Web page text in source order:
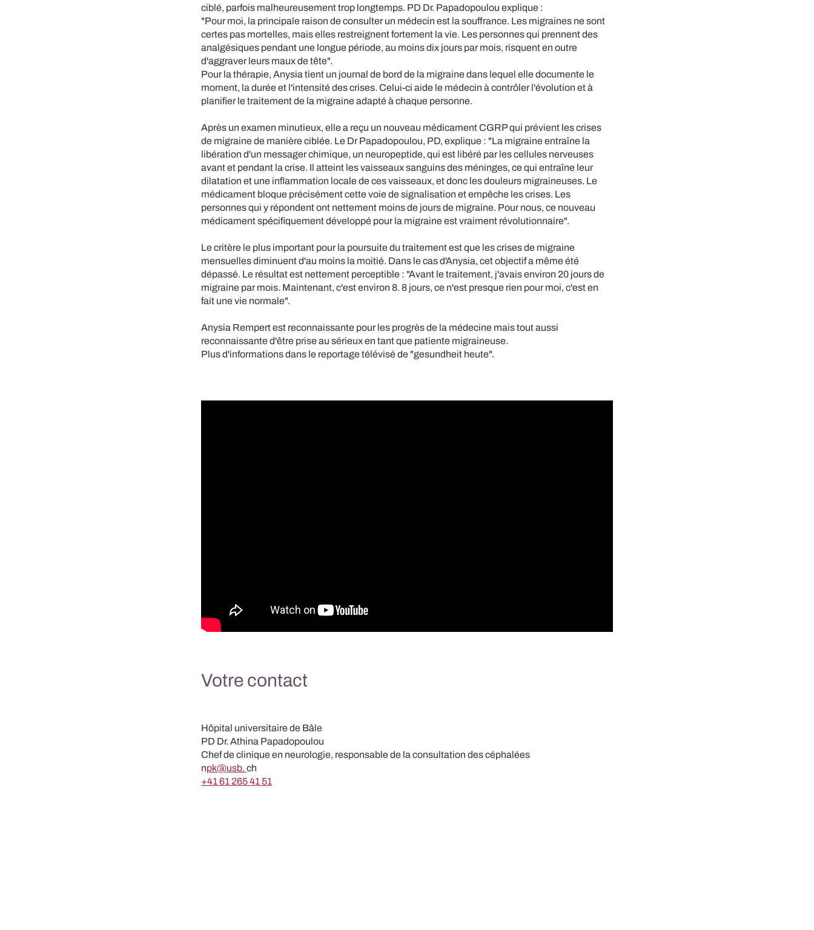
ciblé, parfois malheureusement trop longtemps. PD Dr. Papadopoulou explique :
"Pour moi, la principale raison de consulter un médecin est la souffrance. Les migraines ne sont
certes pas mortelles, mais elles restreignent fortement la vie. Les personnes qui prennent des
analgésiques pendant une longue période, au moins dix jours par mois, risquent en outre
d'aggraver leurs maux de tête".
Pour la thérapie, Anysia tient un journal de bord de la migraine dans lequel elle documente le
moment, la durée et l'intensité des crises. Celui-ci aide le médecin à contrôler l'évolution et à
planifier le traitement de la migraine adapté à chaque personne.
Après un examen minutieux, elle a reçu un nouveau médicament CGRP qui prévient les crises
de migraine de manière ciblée. Le Dr Papadopoulou, PD, explique : "La migraine entraîne la
libération d'un messager chimique, un neuropeptide, qui est libéré par les cellules nerveuses
avant et pendant la crise. Il atteint les vaisseaux sanguins des méninges, ce qui entraîne leur
dilatation et une inflammation locale de ces vaisseaux, et donc les douleurs migraineuses. Le
médicament bloque précisément cette voie de signalisation et empêche les crises. Les
personnes qui y répondent ont nettement moins de jours de migraine. Pour nous, ce nouveau
médicament spécifiquement développé pour la migraine est vraiment révolutionnaire".
Le critère le plus important pour la poursuite du traitement est que les crises de migraine
mensuelles diminuent d'au moins la moitié. Dans le cas d'Anysia, cet objectif a même été
dépassé. Le résultat est nettement perceptible : "Avant le traitement, j'avais environ 20 jours de
migraine par mois. Maintenant, c'est environ 8. 8 jours, ce n'est presque rien pour moi, c'est en
fait une vie normale".
Anysia Rempert est reconnaissante pour les progrès de la médecine mais tout aussi
reconnaissante d'être prise au sérieux en tant que patiente migraineuse.
Plus d'informations dans le reportage télévisé de "gesundheit heute".
Votre contact
Hôpital universitaire de Bâle
PD Dr. Athina Papadopoulou
Chef de clinique en neurologie, responsable de la consultation des céphalées
npk@usb. ch
+41 61 265 41 51